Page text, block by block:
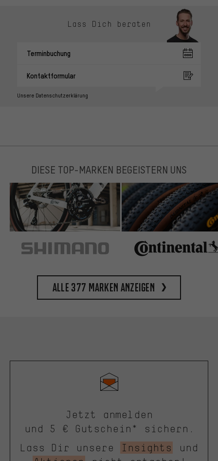
Lass Dich beraten
Terminbuchung
Kontaktformular
Unsere Datenschutzerklärung
DIESE TOP-MARKEN BEGEISTERN UNS
Alle 377 Marken anzeigen
Jetzt anmelden
und 5 € Gutschein* sichern.
Lass Dir unsere
Insights
und